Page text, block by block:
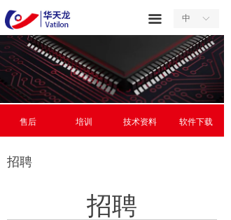
끀
首页
关于我们
产品中心
新闻中心
合作中心
ꀅ
中
招聘
招聘
售后 培训 技术资料 软件下载